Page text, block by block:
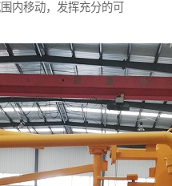
内移动，发挥充分的可